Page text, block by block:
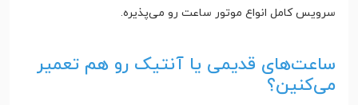
سرویس کامل انواع موتور ساعت رو می‌پذیره.
ساعت‌های قدیمی یا آنتیک رو هم تعمیر
می‌کنین؟